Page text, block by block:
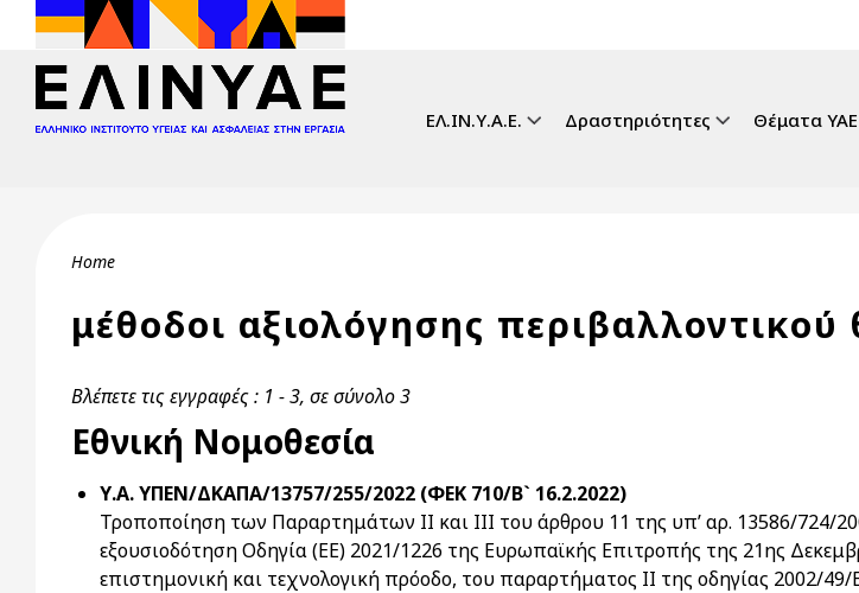
Skip to main content
ΕΛ.ΙΝ.Υ.Α.Ε. Δραστηριότητες Θέματα ΥΑΕ
Breadcrumb
Home
μέθοδοι αξιολόγησης
Βλέπετε τις εγγραφές : 1 - 3, σε σύνολο 3
Εθνική Νομοθεσία
Υ.Α. ΥΠΕΝ/ΔΚΑΠΑ/13757/255/2022 (ΦΕΚ 710/Β` 16.2.2022)
Τροποποίηση των Παραρτημάτων II και III του άρθρου 11 της υπ’ αρ. 13586/724/
εξουσιοδότηση Οδηγία (ΕΕ) 2021/1226 της Ευρωπαϊκής Επιτροπής της 21ης
επιστημονική και τεχνολογική πρόοδο, του παραρτήματος II της οδηγίας 2002/